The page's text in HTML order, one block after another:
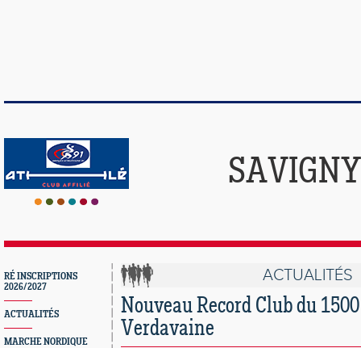
RÉ INSCRIPTIONS
2026/2027
ACTUALITÉS
MARCHE NORDIQUE
ACTUALITÉS
Nouveau Record Club du
Verdavaine